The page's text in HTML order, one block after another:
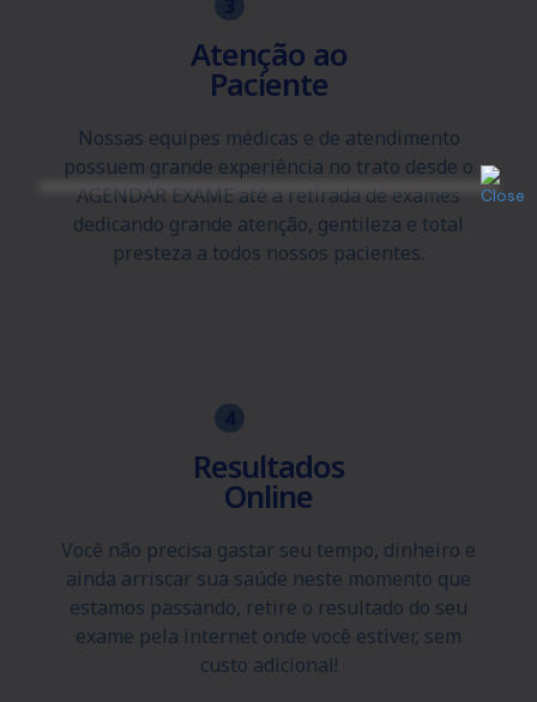
Atenção ao
Paciente
Nossas equipes médicas e de atendimento
possuem grande experiência no trato desde o
AGENDAR EXAME até a retirada de exames
dedicando grande atenção, gentileza e total
presteza a todos nossos pacientes.
Resultados
Online
Você não precisa gastar seu tempo, dinheiro e
ainda arriscar sua saúde neste momento que
estamos passando, retire o resultado do seu
exame pela internet onde você estiver, sem
custo adicional!